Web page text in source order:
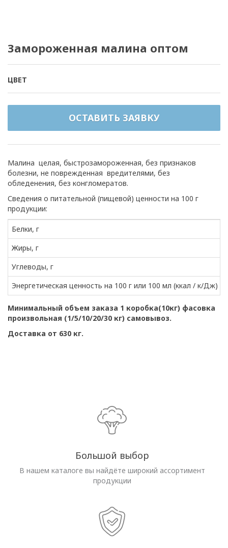
Замороженная малина оптом
ЦВЕТ
ОСТАВИТЬ ЗАЯВКУ
Малина целая, быстрозамороженная, без признаков
болезни, не поврежденная вредителями, без
обледенения, без конгломератов.
Сведения о питательной (пищевой) ценности на 100 г
продукции:
Белки, г
Жиры, г
Углеводы, г
Энергетическая ценность на 100 г или 100 мл (ккал / к/Дж)
Минимальный объем заказа 1 коробка(10кг) фасовка
произвольная (1/5/10/20/30 кг) самовывоз.
Доставка от 630 кг.
Большой выбор
В нашем каталоге вы найдёте широкий ассортимент
продукции